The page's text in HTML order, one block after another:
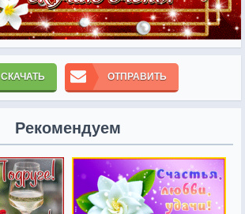
СКАЧАТЬ ОТПРАВИТЬ
Рекомендуем